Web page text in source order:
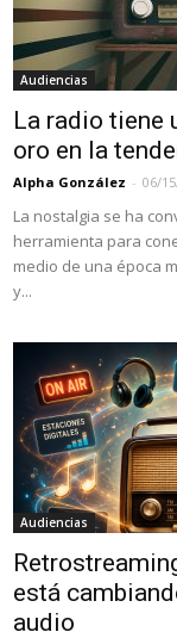
Audiencias
La radio tiene
oro en la
Alpha González - 06/
La nostalgia se ha
herramienta para
medio de una época
y...
Audiencias
está
audio